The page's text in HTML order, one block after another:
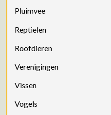
Pluimvee
Reptielen
Roofdieren
Verenigingen
Vissen
Vogels